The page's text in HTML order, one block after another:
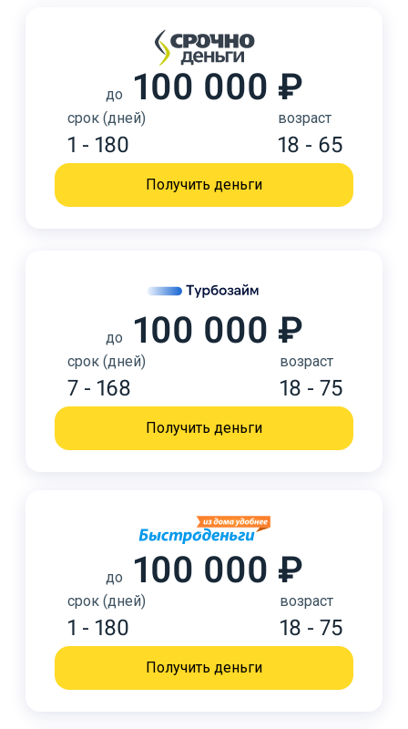
до 100 000 ₽
срок (дней)
1 - 180
возраст
18 - 65
Получить деньги
до 100 000 ₽
срок (дней)
7 - 168
возраст
18 - 75
Получить деньги
до 100 000 ₽
срок (дней)
1 - 180
возраст
18 - 75
Получить деньги